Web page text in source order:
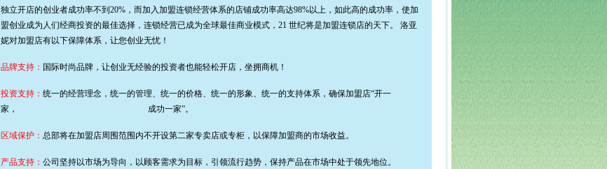
独立开店的创业者成功率不到20%，而加入加盟连锁经营体系的店铺成功率高达98%以上，如此高的成功率，使加
盟创业成为人们经商投资的最佳选择，连锁经营已成为全球最佳商业模式，21 世纪将是加盟连锁店的天下。 洛亚
妮对加盟店有以下保障体系，让您创业无忧！
品牌支持： 国际时尚品牌，让创业无经验的投资者也能轻松开店，坐拥商机！
投资支持： 统一的经营理念，统一的管理、统一的价格、统一的形象、统一的支持体系，确保加盟店“开一
家， 成功一家”。
区域保护： 总部将在加盟店周围范围内不开设第二家专卖店或专柜，以保障加盟商的市场收益。
产品支持： 公司坚持以市场为导向，以顾客需求为目标，引领流行趋势，保持产品在市场中处于领先地位。